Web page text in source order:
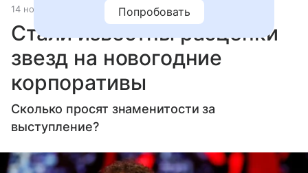
14 ноября 2024 Lenta.Ru Светская жизнь
Стали известны расценки
звезд на новогодние
корпоративы
Сколько просят знаменитости за
выступление?
Попробовать